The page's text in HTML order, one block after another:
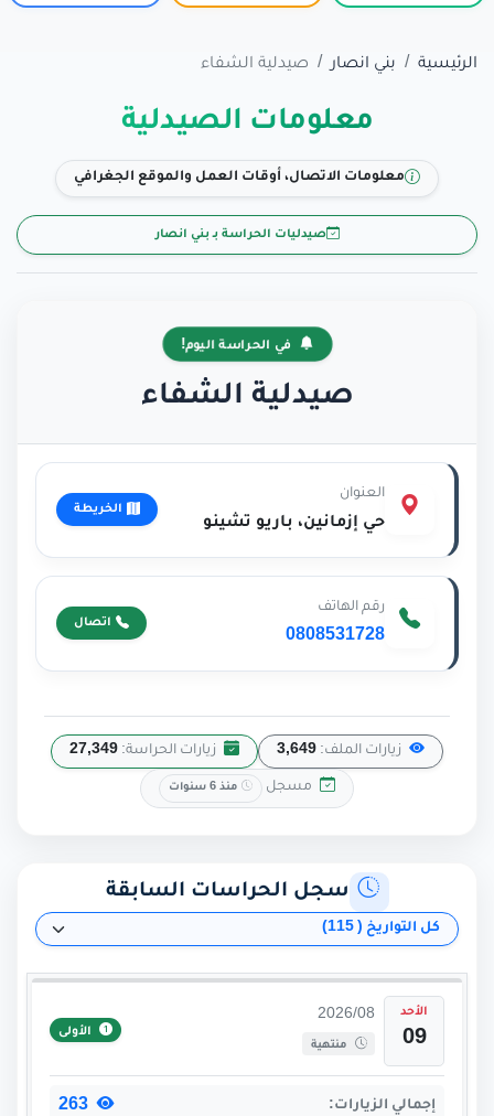
الرئيسية بني انصار صيدلية الشفاء
معلومات الصيدلية
معلومات الاتصال، أوقات العمل والموقع الجغرافي
صيدليات الحراسة بـ بني انصار
في الحراسة اليوم!
صيدلية الشفاء
العنوان
حي إزمانين، باريو تشينو
الخريطة
رقم الهاتف
0808531728
اتصال
زيارات الملف: 3,649 زيارات الحراسة: 27,349
مسجل منذ 6 سنوات
سجل الحراسات السابقة
الأحد
09
2026/08
منتهية
الأولى
إجمالي الزيارات: